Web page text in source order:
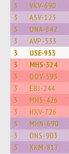
3 VKV-690
3 ASV-123
3 ONA-842
3 AVP-533
3 USE-953
3 MHS-324
3 OOV-593
3 EBJ-244
3 MHS-426
3 HXV-726
3 MHN-690
3 ONS-903
3 XKM-817